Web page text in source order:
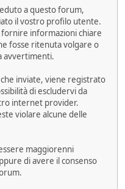
a questo forum,
il vostro profilo utente.
fornire informazioni chiare
fosse ritenuta volgare o
avvertimenti.
inviate, viene registrato
di escludervi da
internet provider.
violare alcune delle
maggiorenni
di avere il consenso